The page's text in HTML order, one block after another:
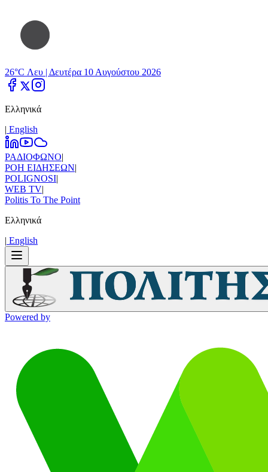
26°C Λευ | Δευτέρα 10 Αυγούστου 2026
Ελληνικά
| Εnglish
ΡΑΔΙΟΦΩΝΟ|
ΡΟΗ ΕΙΔΗΣΕΩΝ|
POLIGNOSI|
WEB TV|
Politis To The Point
Ελληνικά
| Εnglish
Powered by